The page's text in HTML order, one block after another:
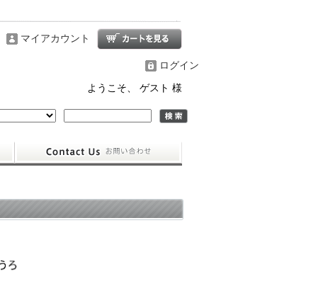
マイアカウント
ログイン
ようこそ、 ゲスト 様